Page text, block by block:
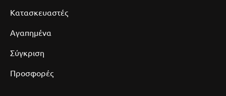
Κατασκευαστές
Αγαπημένα
Σύγκριση
Προσφορές